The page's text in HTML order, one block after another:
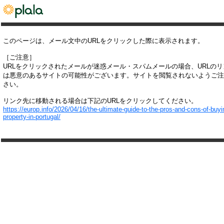
このページは、メール文中のURLをクリックした際に表示されます。
［ご注意］
URLをクリックされたメールが迷惑メール・スパムメールの場合、URLの
は悪意のあるサイトの可能性がございます。サイトを閲覧されないようご
さい。
リンク先に移動される場合は下記のURLをクリックしてください。
https://europ.info/2026/04/16/the-ultimate-guide-to-the-pros-and-cons-of-
property-in-portugal/